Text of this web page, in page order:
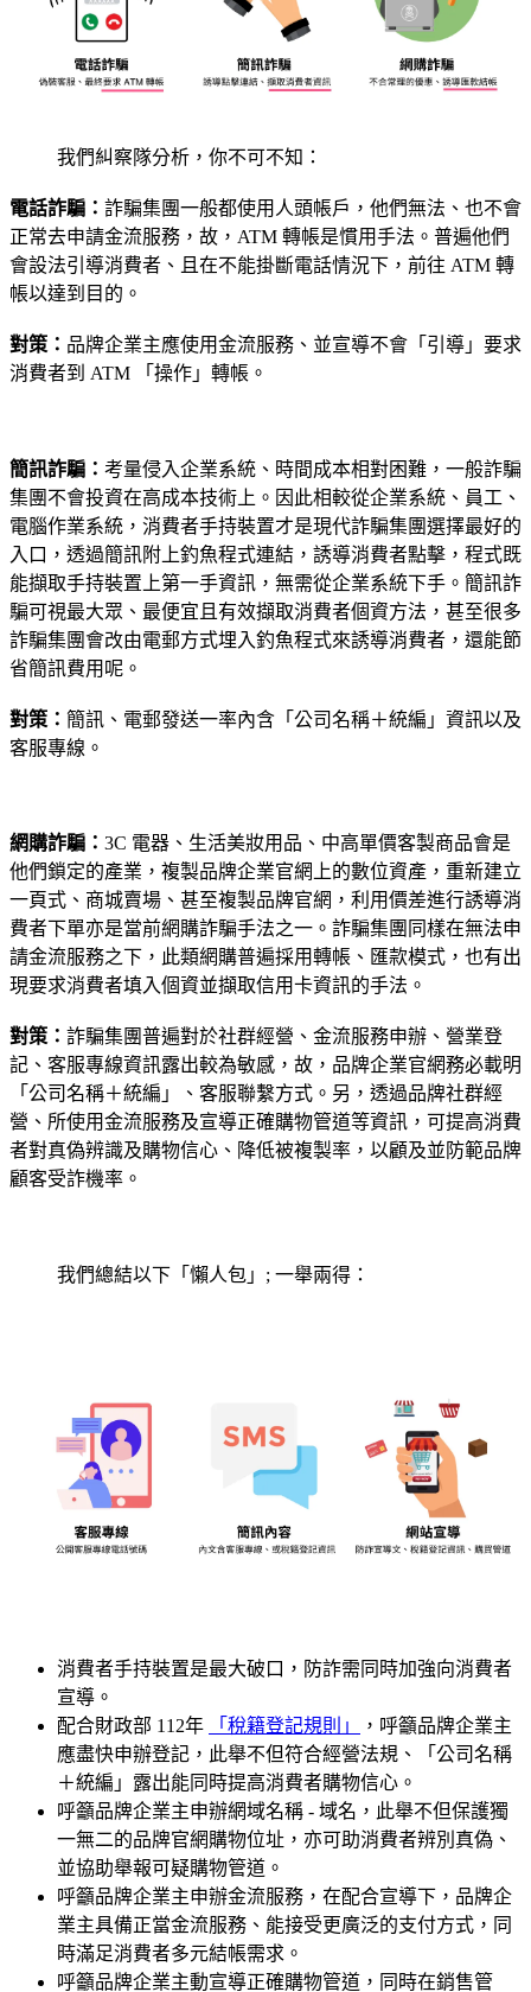
我們糾察隊分析，你不可不知：
電話詐騙： 詐騙集團一般都使用人頭帳戶，他們無法、也不會
正常去申請金流服務，故，ATM 轉帳是慣用手法。普遍他們
會設法引導消費者、且在不能掛斷電話情況下，前往 ATM 轉
帳以達到目的。
對策： 品牌企業主應使用金流服務、並宣導不會「引導」要求
消費者到 ATM 「操作」轉帳。
簡訊詐騙： 考量侵入企業系統、時間成本相對困難，一般詐騙
集團不會投資在高成本技術上。因此相較從企業系統、員工、
電腦作業系統，消費者手持裝置才是現代詐騙集團選擇最好的
入口，透過簡訊附上釣魚程式連結，誘導消費者點擊，程式既
能擷取手持裝置上第一手資訊，無需從企業系統下手。簡訊詐
騙可視最大眾、最便宜且有效擷取消費者個資方法，甚至很多
詐騙集團會改由電郵方式埋入釣魚程式來誘導消費者，還能節
省簡訊費用呢。
對策： 簡訊、電郵發送一率內含「公司名稱＋統編」資訊以及
客服專線。
網購詐騙： 3C 電器、生活美妝用品、中高單價客製商品會是
他們鎖定的產業，複製品牌企業官網上的數位資產，重新建立
一頁式、商城賣場、甚至複製品牌官網，利用價差進行誘導消
費者下單亦是當前網購詐騙手法之一。詐騙集團同樣在無法申
請金流服務之下，此類網購普遍採用轉帳、匯款模式，也有出
現要求消費者填入個資並擷取信用卡資訊的手法。
對策： 詐騙集團普遍對於社群經營、金流服務申辦、營業登
記、客服專線資訊露出較為敏感，故，品牌企業官網務必載明
「公司名稱＋統編」、客服聯繫方式。另，透過品牌社群經
營、所使用金流服務及宣導正確購物管道等資訊，可提高消費
者對真偽辨識及購物信心、降低被複製率，以顧及並防範品牌
顧客受詐機率。
我們總結以下「懶人包」; 一舉兩得：
消費者手持裝置是最大破口，防詐需同時加強向消費者
宣導。
配合財政部 112年
「稅籍登記規則」
，呼籲品牌企業主
應盡快申辦登記，此舉不但符合經營法規、「公司名稱
＋統編」露出能同時提高消費者購物信心。
呼籲品牌企業主申辦網域名稱 - 域名，此舉不但保護獨
一無二的品牌官網購物位址，亦可助消費者辨別真偽、
並協助舉報可疑購物管道。
呼籲品牌企業主申辦金流服務，在配合宣導下，品牌企
業主具備正當金流服務、能接受更廣泛的支付方式，同
時滿足消費者多元結帳需求。
呼籲品牌企業主動宣導正確購物管道，同時在銷售管